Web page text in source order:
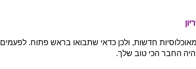
חדשות, ולכן כדאי שתבואו בראש פתוח. לפעמים
החבר הכי טוב שלך.